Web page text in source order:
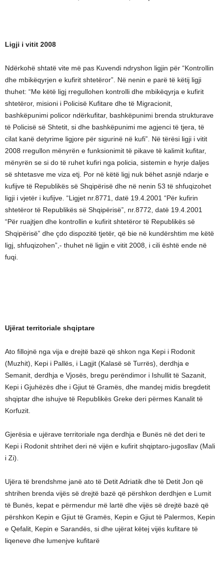
Ligji i vitit 2008
Ndërkohë shtatë vite më pas Kuvendi ndryshon ligjin për “Kontrollin
dhe mbikëqyrjen e kufirit shtetëror”. Në nenin e parë të këtij ligji
thuhet: “Me këtë ligj rregullohen kontrolli dhe mbikëqyrja e kufirit
shtetëror, misioni i Policisë Kufitare dhe të Migracionit,
bashkëpunimi policor ndërkufitar, bashkëpunimi brenda strukturave
të Policisë së Shtetit, si dhe bashkëpunimi me agjenci të tjera, të
cilat kanë detyrime ligjore për sigurinë në kufi”. Në tërësi ligji i vitit
2008 rregullon mënyrën e funksionimit të pikave të kalimit kufitar,
mënyrën se si do të ruhet kufiri nga policia, sistemin e hyrje daljes
së shtetasve me viza etj. Por në këtë ligj nuk bëhet asnjë ndarje e
kufijve të Republikës së Shqipërisë dhe në nenin 53 të shfuqizohet
ligji i vjetër i kufijve. “Ligjet nr.8771, datë 19.4.2001 “Për kufirin
shtetëror të Republikës së Shqipërisë”, nr.8772, datë 19.4.2001
“Për ruajtjen dhe kontrollin e kufirit shtetëror të Republikës së
Shqipërisë” dhe çdo dispozitë tjetër, që bie në kundërshtim me këtë
ligj, shfuqizohen”,- thuhet në ligjin e vitit 2008, i cili është ende në
fuqi.
Ujërat territoriale shqiptare
Ato fillojnë nga vija e drejtë bazë që shkon nga Kepi i Rodonit
(Muzhit), Kepi i Pallës, i Lagjit (Kalasë së Turrës), derdhja e
Semanit, derdhja e Vjosës, bregu perëndimor i Ishullit të Sazanit,
Kepi i Gjuhëzës dhe i Gjiut të Gramës, dhe mandej midis bregdetit
shqiptar dhe ishujve të Republikës Greke deri përmes Kanalit të
Korfuzit.
Gjerësia e ujërave territoriale nga derdhja e Bunës në det deri te
Kepi i Rodonit shtrihet deri në vijën e kufirit shqiptaro-jugosllav (Mali
i Zi).
Ujëra të brendshme janë ato të Detit Adriatik dhe të Detit Jon që
shtrihen brenda vijës së drejtë bazë që përshkon derdhjen e Lumit
të Bunës, kepat e përmendur më lartë dhe vijës së drejtë bazë që
përshkon Kepin e Gjiut të Gramës, Kepin e Gjiut të Palermos, Kepin
e Qefalit, Kepin e Sarandës, si dhe ujërat këtej vijës kufitare të
liqeneve dhe lumenjve kufitarë